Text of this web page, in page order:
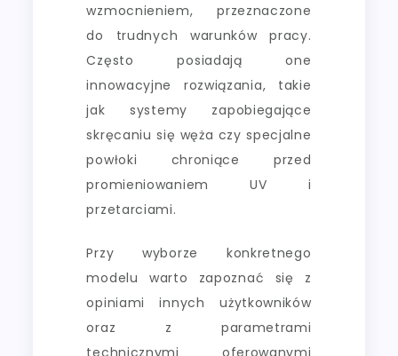
wzmocnieniem, przeznaczone
do trudnych warunków pracy.
Często posiadają one
innowacyjne rozwiązania, takie
jak systemy zapobiegające
skręcaniu się węża czy specjalne
powłoki chroniące przed
promieniowaniem UV i
przetarciami.
Przy wyborze konkretnego
modelu warto zapoznać się z
opiniami innych użytkowników
oraz z parametrami
technicznymi oferowanymi